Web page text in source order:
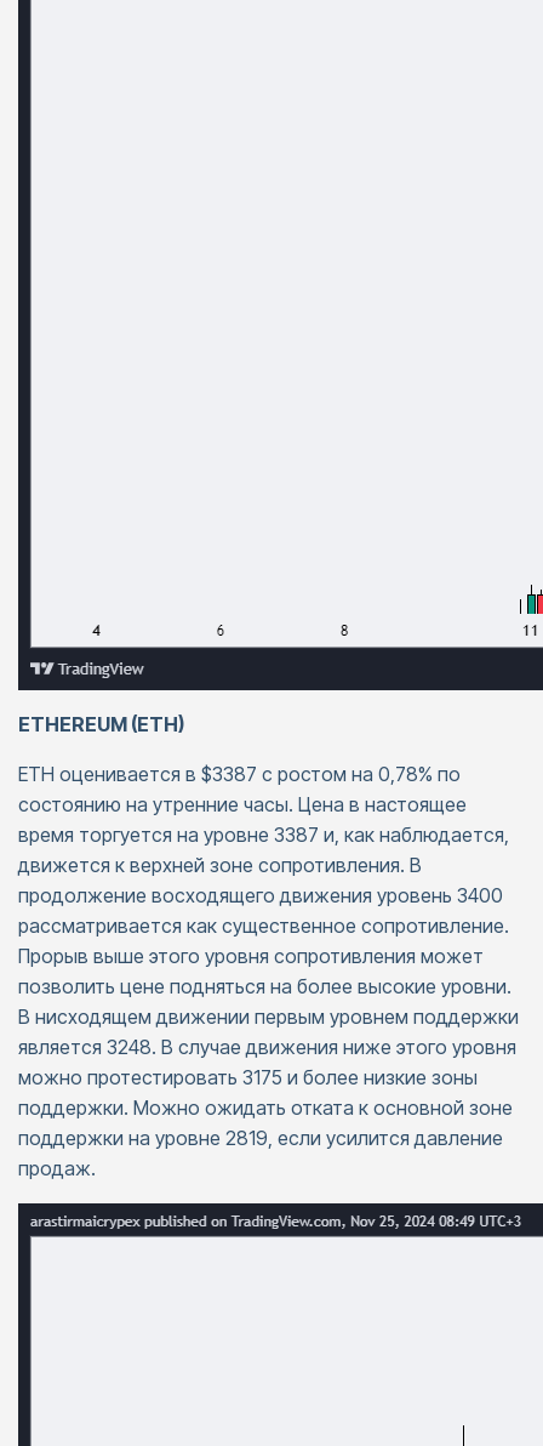
ETHEREUM (ETH)
ETH оценивается в $3387 с ростом на 0,78% по
состоянию на утренние часы. Цена в настоящее
время торгуется на уровне 3387 и, как наблюдается,
движется к верхней зоне сопротивления. В
продолжение восходящего движения уровень 3400
рассматривается как существенное сопротивление.
Прорыв выше этого уровня сопротивления может
позволить цене подняться на более высокие уровни.
В нисходящем движении первым уровнем поддержки
является 3248. В случае движения ниже этого уровня
можно протестировать 3175 и более низкие зоны
поддержки. Можно ожидать отката к основной зоне
поддержки на уровне 2819, если усилится давление
продаж.